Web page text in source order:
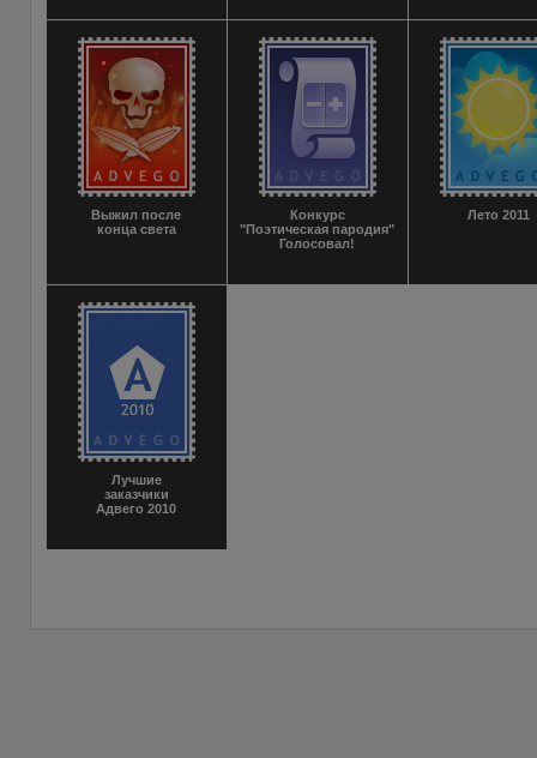
Выжил после
конца света
Конкурс
"Поэтическая пародия"
Голосовал!
Лето 2011
Лучшие
заказчики
Адвего 2010